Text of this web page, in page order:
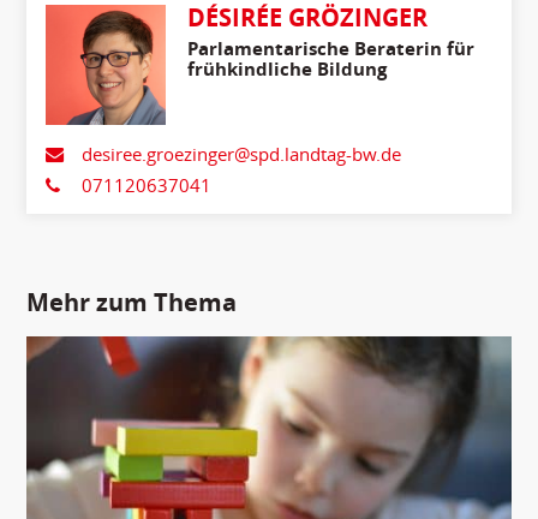
DÉSIRÉE GRÖZINGER
Parlamentarische Beraterin für
frühkindliche Bildung
desiree.groezinger@spd.landtag-bw.de
071120637041
Mehr zum Thema